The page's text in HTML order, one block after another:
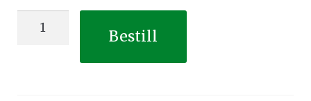
Bukto
Bestill